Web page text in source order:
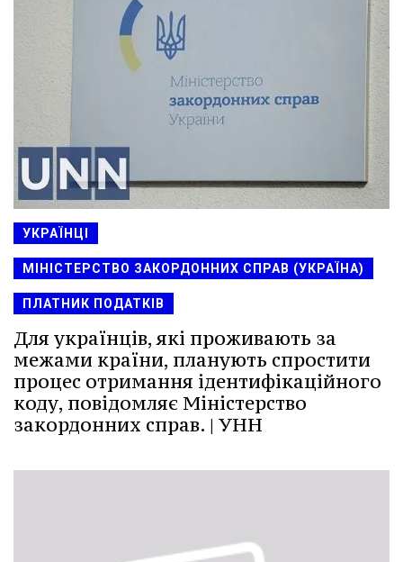
УКРАЇНЦІ
МІНІСТЕРСТВО ЗАКОРДОННИХ СПРАВ (УКРАЇНА)
ПЛАТНИК ПОДАТКІВ
Для українців, які проживають за
межами країни, планують спростити
процес отримання ідентифікаційного
коду, повідомляє Міністерство
закордонних справ. | УНН